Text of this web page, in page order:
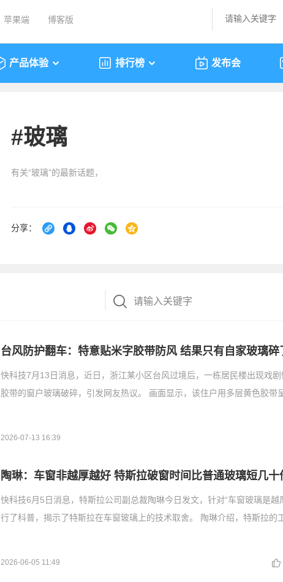
苹果端 博客版
产品体验 排行榜 发布会
#玻璃
有关“玻璃”的最新话题，
分享：
台风防护翻车：特意贴米字胶带防风 结果只有自家玻璃碎
快科技7月13日消息，近日，浙江某小区台风过境后，一栋居民楼出现戏
胶带的窗户玻璃破碎，引发网友热议。 画面显示，该住户用多层黄色胶带
2026-07-13 16:39
陶琳：车窗非越厚越好 特斯拉破窗时间比普通玻璃短几十
快科技6月5日消息，特斯拉公司副总裁陶琳今日发文，针对“车窗玻璃是越
行了科普，揭示了特斯拉在车窗玻璃上的技术取舍。 陶琳介绍，特斯拉的
2026-06-05 11:49